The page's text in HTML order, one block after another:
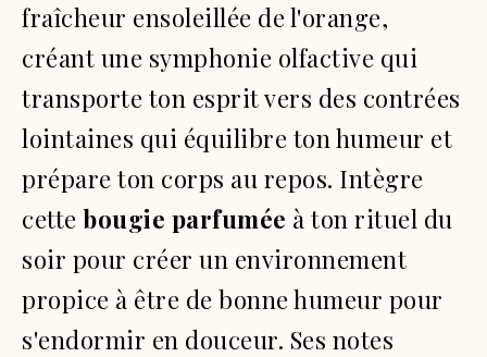
fraîcheur ensoleillée de l'orange,
créant une symphonie olfactive qui
transporte ton esprit vers des contrées
lointaines qui équilibre ton humeur et
prépare ton corps au repos. Intègre
cette bougie parfumée à ton rituel du
soir pour créer un environnement
propice à être de bonne humeur pour
s'endormir en douceur. Ses notes